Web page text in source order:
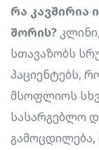
რა კავშირია
შორის?
სთავაზობს
პაციენტებს,
მსოფლიოს
სასარგებლო
გამოცდილება,